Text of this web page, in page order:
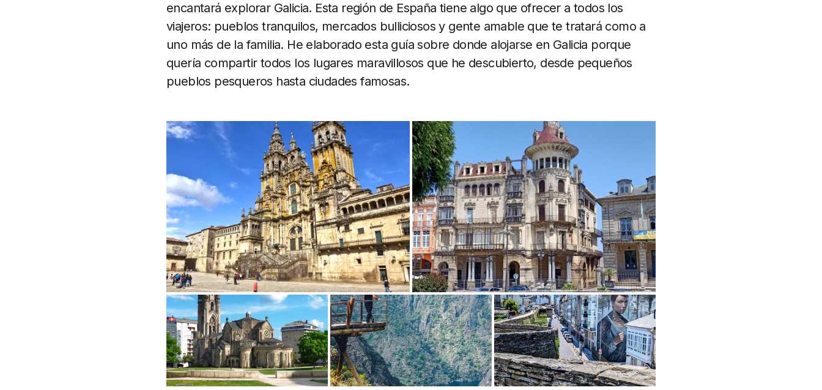
encantará explorar Galicia. Esta región de España tiene algo que ofrecer a todos los
viajeros: pueblos tranquilos, mercados bulliciosos y gente amable que te tratará como a
uno más de la familia. He elaborado esta guía sobre donde alojarse en Galicia porque
quería compartir todos los lugares maravillosos que he descubierto, desde pequeños
pueblos pesqueros hasta ciudades famosas.